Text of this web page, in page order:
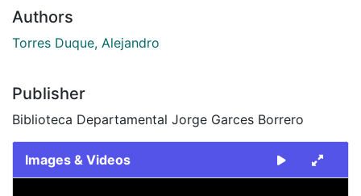
Authors
Torres Duque, Alejandro
Publisher
Biblioteca Departamental Jorge Garces Borrero
Images & Videos